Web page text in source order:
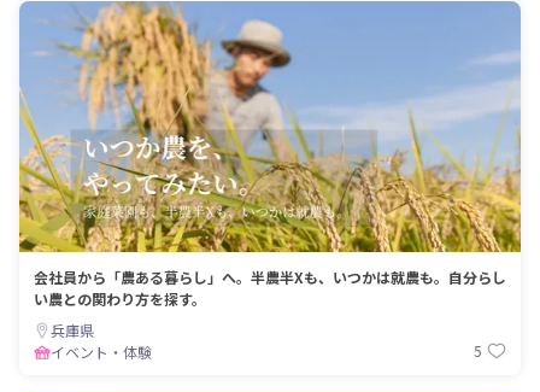
会社員から「農ある暮らし」へ。半農半Xも、いつかは就農も。自分らし
い農との関わり方を探す。
兵庫県
イベント・体験
5